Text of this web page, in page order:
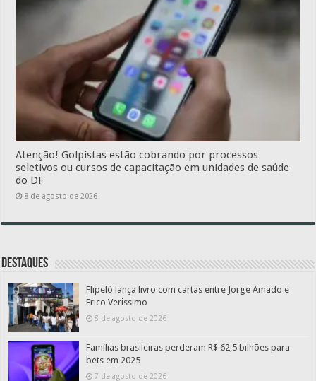
Atenção! Golpistas estão cobrando por processos
seletivos ou cursos de capacitação em unidades de saúde
do DF
8 de agosto de 2026
Destaques
Flipelô lança livro com cartas entre Jorge Amado e
Erico Verissimo
8 de agosto de 2026
Famílias brasileiras perderam R$ 62,5 bilhões para
bets em 2025
7 de agosto de 2026